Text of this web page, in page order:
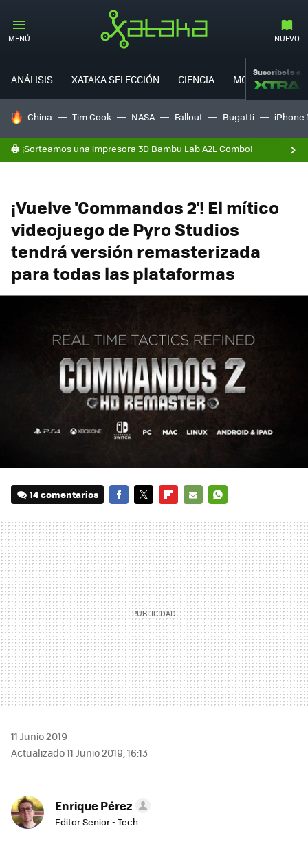
MENÚ NUEVO
ANÁLISIS XATAKA SELECCIÓN CIENCIA MOVILIDAD
Suscríbete a
HOY SE HABLA DE
China Tim Cook NASA Fallout Bugatti iPhone
🖨️ ¡Sorteamos una impresora 3D Bambu Lab A2L Combo!
¡Vuelve 'Commandos 2'! El mítico
videojuego de Pyro Studios
tendrá versión remasterizada
para todas las plataformas
14 comentarios
MAIL
11 Junio 2019
Actualizado 11 Junio 2019, 16:13
Enrique Pérez
Editor Senior - Tech